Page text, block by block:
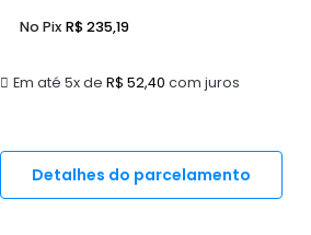
Em até 5x de R$ 52,40 com juros
No Pix R$235,19
Detalhes do parcelamento